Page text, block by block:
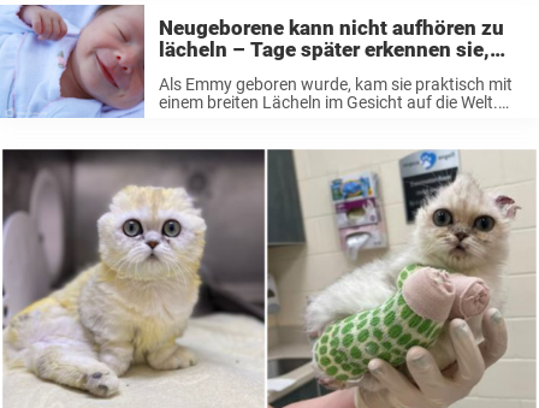
Neugeborene kann nicht aufhören zu
lächeln – Tage später erkennen sie,
dass es ein Warnzeichen ist
Als Emmy geboren wurde, kam sie praktisch mit
einem breiten Lächeln im Gesicht auf die Welt.
krümmen, ahnte sie ...